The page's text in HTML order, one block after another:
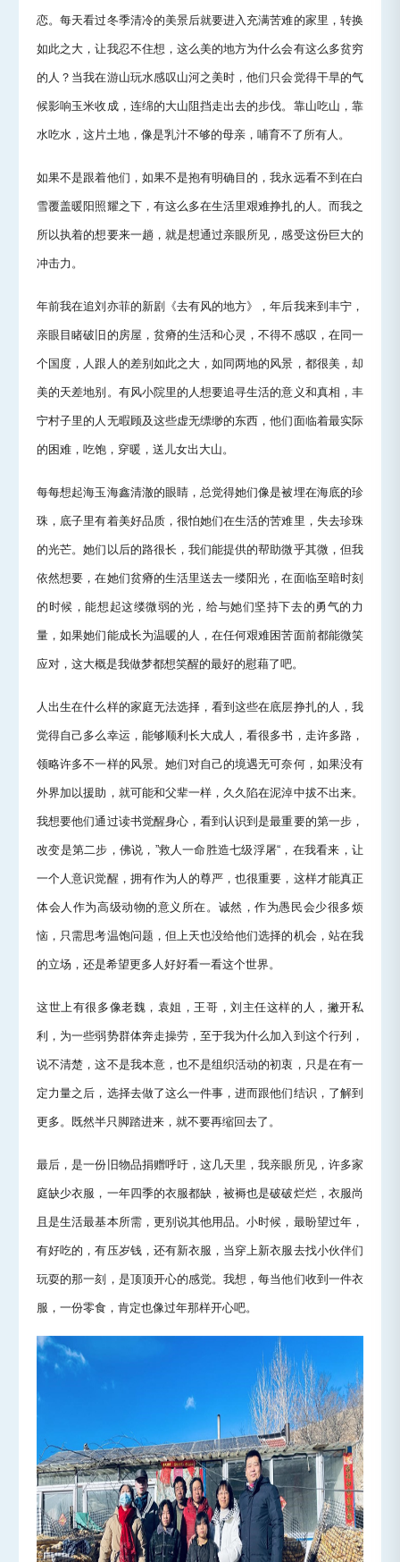
恋。每天看过冬季清冷的美景后就要进入充满苦难的家里，转换
如此之大，让我忍不住想，这么美的地方为什么会有这么多贫穷
的人？当我在游山玩水感叹山河之美时，他们只会觉得干旱的气
候影响玉米收成，连绵的大山阻挡走出去的步伐。靠山吃山，靠
水吃水，这片土地，像是乳汁不够的母亲，哺育不了所有人。
如果不是跟着他们，如果不是抱有明确目的，我永远看不到在白
雪覆盖暖阳照耀之下，有这么多在生活里艰难挣扎的人。而我之
所以执着的想要来一趟，就是想通过亲眼所见，感受这份巨大的
冲击力。
年前我在追刘亦菲的新剧《去有风的地方》，年后我来到丰宁，
亲眼目睹破旧的房屋，贫瘠的生活和心灵，不得不感叹，在同一
个国度，人跟人的差别如此之大，如同两地的风景，都很美，却
美的天差地别。有风小院里的人想要追寻生活的意义和真相，丰
宁村子里的人无暇顾及这些虚无缥缈的东西，他们面临着最实际
的困难，吃饱，穿暖，送儿女出大山。
每每想起海玉海鑫清澈的眼睛，总觉得她们像是被埋在海底的珍
珠，底子里有着美好品质，很怕她们在生活的苦难里，失去珍珠
的光芒。她们以后的路很长，我们能提供的帮助微乎其微，但我
依然想要，在她们贫瘠的生活里送去一缕阳光，在面临至暗时刻
的时候，能想起这缕微弱的光，给与她们坚持下去的勇气的力
量，如果她们能成长为温暖的人，在任何艰难困苦面前都能微笑
应对，这大概是我做梦都想笑醒的最好的慰藉了吧。
人出生在什么样的家庭无法选择，看到这些在底层挣扎的人，我
觉得自己多么幸运，能够顺利长大成人，看很多书，走许多路，
领略许多不一样的风景。她们对自己的境遇无可奈何，如果没有
外界加以援助，就可能和父辈一样，久久陷在泥淖中拔不出来。
我想要他们通过读书觉醒身心，看到认识到是最重要的第一步，
改变是第二步，佛说，”救人一命胜造七级浮屠“，在我看来，让
一个人意识觉醒，拥有作为人的尊严，也很重要，这样才能真正
体会人作为高级动物的意义所在。诚然，作为愚民会少很多烦
恼，只需思考温饱问题，但上天也没给他们选择的机会，站在我
的立场，还是希望更多人好好看一看这个世界。
这世上有很多像老魏，袁姐，王哥，刘主任这样的人，撇开私
利，为一些弱势群体奔走操劳，至于我为什么加入到这个行列，
说不清楚，这不是我本意，也不是组织活动的初衷，只是在有一
定力量之后，选择去做了这么一件事，进而跟他们结识，了解到
更多。既然半只脚踏进来，就不要再缩回去了。
最后，是一份旧物品捐赠呼吁，这几天里，我亲眼所见，许多家
庭缺少衣服，一年四季的衣服都缺，被褥也是破破烂烂，衣服尚
且是生活最基本所需，更别说其他用品。小时候，最盼望过年，
有好吃的，有压岁钱，还有新衣服，当穿上新衣服去找小伙伴们
玩耍的那一刻，是顶顶开心的感觉。我想，每当他们收到一件衣
服，一份零食，肯定也像过年那样开心吧。